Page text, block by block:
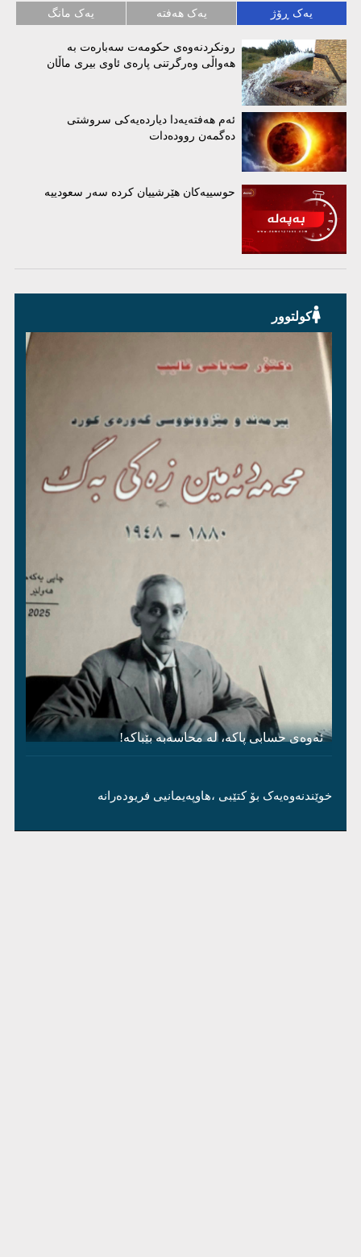
یەک ڕۆژ یەک هەفتە یەک مانگ
رونکردنەوەی حکومەت سەبارەت بە
هەواڵی وەرگرتنی پارەی ئاوی بیری ماڵان
ئەم هەفتەیەدا دیاردەیەکی سروشتی
دەگمەن روودەدات
حوسییەکان هێرشییان کردە سەر سعودییە
کولتوور
ئەوەی حسابی پاکە، لە محاسەبە بێباکە!
خوێندنەوەیەک بۆ کتێبی ،هاوپەیمانیی فریودەرانە